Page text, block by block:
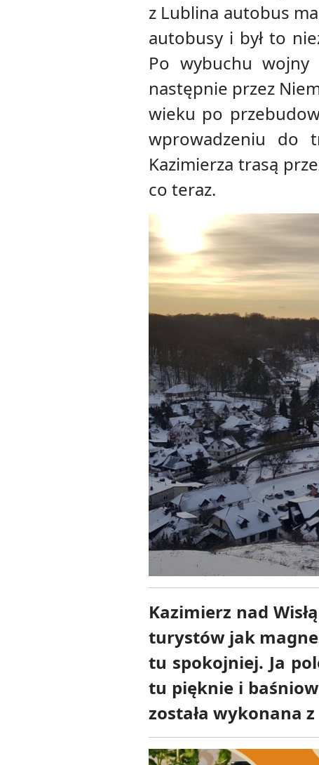
z Lublina autobus
autobusy i był to
Po wybuchu wojny
następnie przez
wieku po
wprowadzeniu do
Kazimierza trasą
co teraz.
Kazimierz nad
turystów jak
tu spokojniej. Ja
tu pięknie i
została wykonana